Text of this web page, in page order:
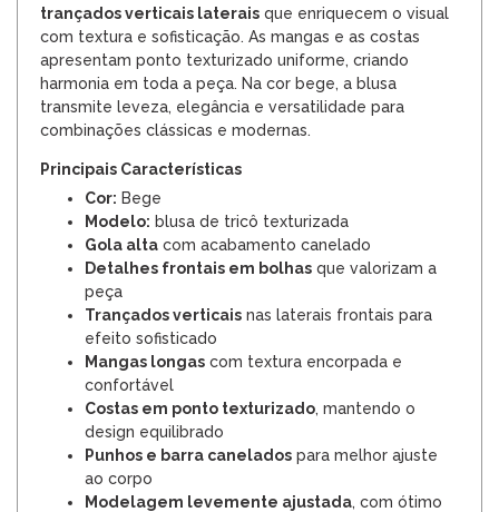
trançados verticais laterais que enriquecem o visual
com textura e sofisticação. As mangas e as costas
apresentam ponto texturizado uniforme, criando
harmonia em toda a peça. Na cor bege, a blusa
transmite leveza, elegância e versatilidade para
combinações clássicas e modernas.
Principais Características
Cor: Bege
Modelo: blusa de tricô texturizada
Gola alta com acabamento canelado
Detalhes frontais em bolhas que valorizam a
peça
Trançados verticais nas laterais frontais para
efeito sofisticado
Mangas longas com textura encorpada e
confortável
Costas em ponto texturizado, mantendo o
design equilibrado
Punhos e barra canelados para melhor ajuste
ao corpo
Modelagem levemente ajustada, com ótimo